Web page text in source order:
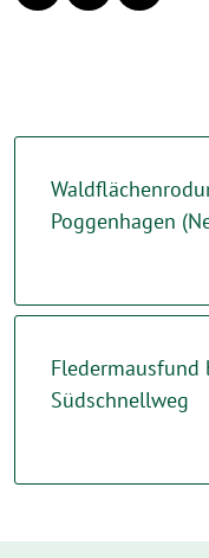
Poggenhagen
Fledermausfund
Südschnellweg